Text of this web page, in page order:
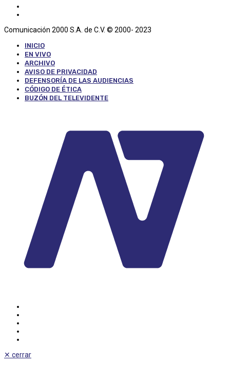
Comunicación 2000 S.A. de C.V. © 2000- 2023
INICIO
EN VIVO
ARCHIVO
AVISO DE PRIVACIDAD
DEFENSORÍA DE LAS AUDIENCIAS
CÓDIGO DE ÉTICA
BUZÓN DEL TELEVIDENTE
✕ cerrar